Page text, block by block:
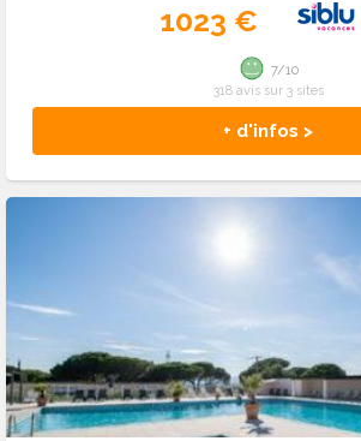
1023 €
+ d'infos >
7/10
318 avis sur 3 sites